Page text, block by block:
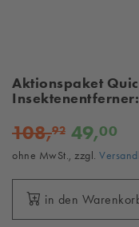
Aktionspaket
108,92 49,00
ohne MwSt., zzgl.
in den